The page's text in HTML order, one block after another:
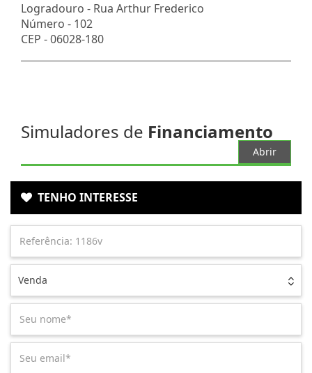
Logradouro - Rua Arthur Frederico
Número - 102
CEP -06028-180
Simuladores de Financiamento
Abrir
TENHO INTERESSE
Venda